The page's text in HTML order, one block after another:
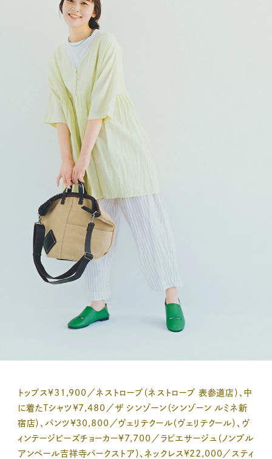
トップス¥31,900／ネストローブ（ネストローブ 表参道店）、中
に着たTシャツ¥7,480／ザ シンゾーン（シンゾーン ルミネ新
宿店）、パンツ¥30,800／ヴェリテクール（ヴェリテクール）、ヴ
ィンテージビーズチョーカー¥7,700／ラピエサージュ（ノンブル
アンペール吉祥寺パークストア）、ネックレス¥22,000／スティ